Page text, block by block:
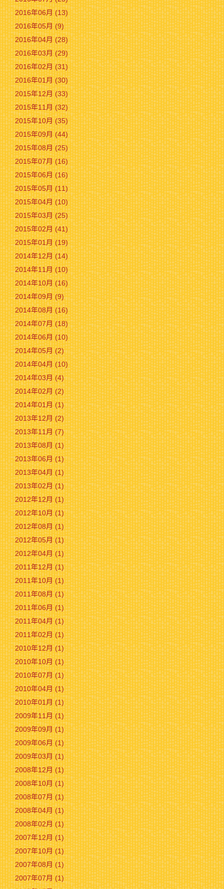
2016年06月 (13)
2016年05月 (9)
2016年04月 (28)
2016年03月 (29)
2016年02月 (31)
2016年01月 (30)
2015年12月 (33)
2015年11月 (32)
2015年10月 (35)
2015年09月 (44)
2015年08月 (25)
2015年07月 (16)
2015年06月 (16)
2015年05月 (11)
2015年04月 (10)
2015年03月 (25)
2015年02月 (41)
2015年01月 (19)
2014年12月 (14)
2014年11月 (10)
2014年10月 (16)
2014年09月 (9)
2014年08月 (16)
2014年07月 (18)
2014年06月 (10)
2014年05月 (2)
2014年04月 (10)
2014年03月 (4)
2014年02月 (2)
2014年01月 (1)
2013年12月 (2)
2013年11月 (7)
2013年08月 (1)
2013年06月 (1)
2013年04月 (1)
2013年02月 (1)
2012年12月 (1)
2012年10月 (1)
2012年08月 (1)
2012年05月 (1)
2012年04月 (1)
2011年12月 (1)
2011年10月 (1)
2011年08月 (1)
2011年06月 (1)
2011年04月 (1)
2011年02月 (1)
2010年12月 (1)
2010年10月 (1)
2010年07月 (1)
2010年04月 (1)
2010年01月 (1)
2009年11月 (1)
2009年09月 (1)
2009年06月 (1)
2009年03月 (1)
2008年12月 (1)
2008年10月 (1)
2008年07月 (1)
2008年04月 (1)
2008年02月 (1)
2007年12月 (1)
2007年10月 (1)
2007年08月 (1)
2007年07月 (1)